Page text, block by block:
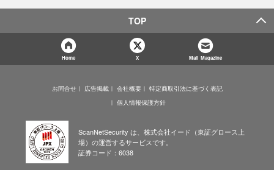
TOP
Home X Mail Magazine
お問合せ 広告掲載 会社概要
特定商取引法に基づく表記
個人情報保護方針
ScanNetSecurity は、株式会社イード（東証グロース上
場）の運営するサービスです。
証券コード：6038